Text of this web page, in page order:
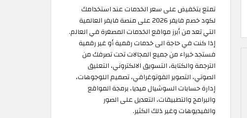
تمتع بتخفيض على سعر الخدمات عند استخدامك
لكود خصم فايفر 2026 على منصة فايفر العالمية
التي تعد من أبرز مواقع الخدمات المصغرة في العالم.
إذا كنت في حاجة الى خدمات رقمية أو غير رقمية
فستجد خبراء من جميع المجالات تحت تصرفك من
الترجمة والكتابة، التسويق الالكتروني، التعليق
الصوتي، التصوير الفوتوغرافي، تصميم اللوجوهات،
إدارة حسابات السوشيال ميديا، برمجة المواقع
والبرامج والتطبيقات، التعديل على الصور
والفيديوهات وغير ذلك الكثير.